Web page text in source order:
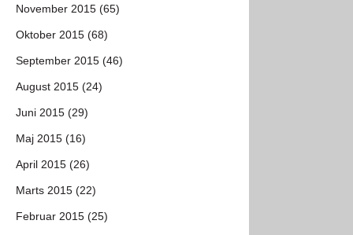
November 2015 (65)
Oktober 2015 (68)
September 2015 (46)
August 2015 (24)
Juni 2015 (29)
Maj 2015 (16)
April 2015 (26)
Marts 2015 (22)
Februar 2015 (25)